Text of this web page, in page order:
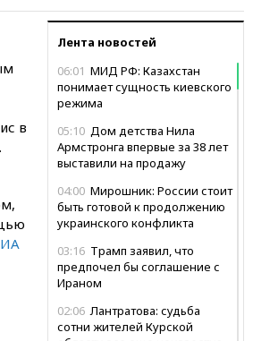
Лента новостей
06:01 МИД РФ: Казахстан
понимает сущность киевского
режима
05:10 Дом детства Нила
Армстронга впервые за 38 лет
выставили на продажу
04:00 Мирошник: России стоит
быть готовой к продолжению
украинского конфликта
03:16 Трамп заявил, что
предпочел бы соглашение с
Ираном
02:06 Лантратова: судьба
сотни жителей Курской
в